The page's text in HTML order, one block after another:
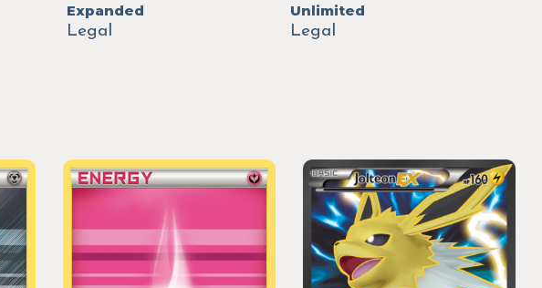
Expanded
Legal
Unlimited
Legal